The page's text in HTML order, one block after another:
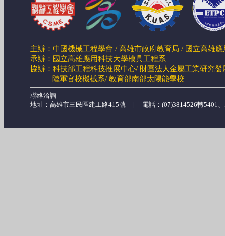
主辦：中國機械工程學會 / 高雄市政府教育局 / 國立高雄
承辦：國立高雄應用科技大學模具工程系
協辦：科技部工程科技推展中心/ 財團法人金屬工業研究
陸軍官校機械系/ 教育部南部太陽能學校
聯絡洽詢
地址：高雄市三民區建工路415號 | 電話：(07)3814526轉